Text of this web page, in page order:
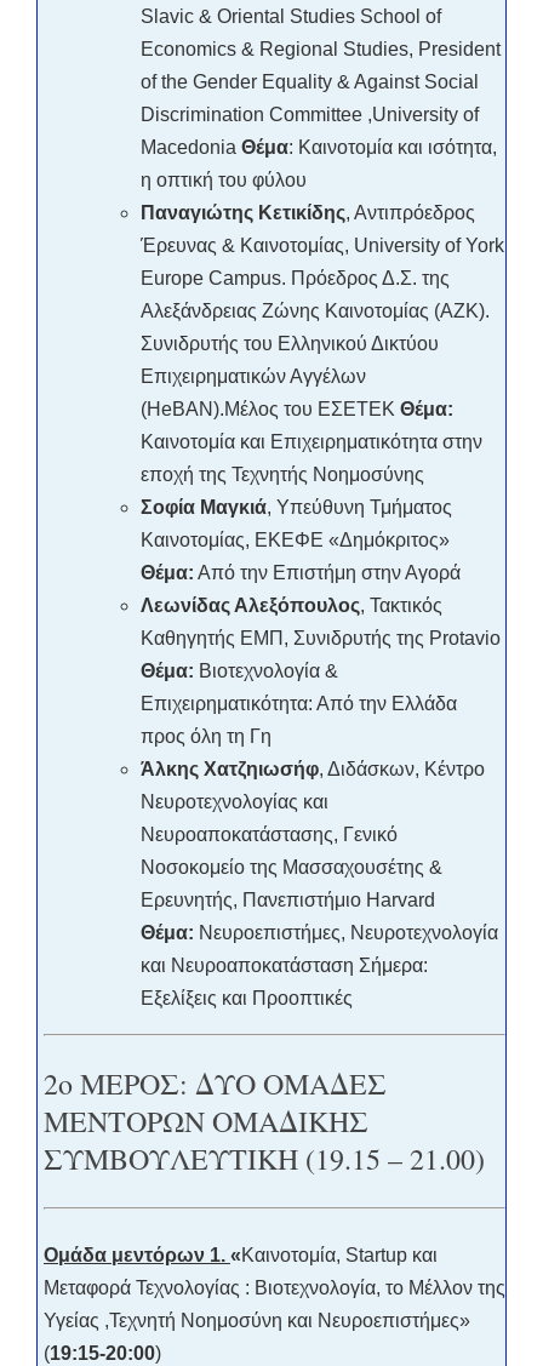
Slavic & Oriental Studies School of
Economics & Regional Studies, President
of the Gender Equality & Against Social
Discrimination Committee ,University of
Macedonia Θέμα: Καινοτομία και ισότητα,
η οπτική του φύλου
Παναγιώτης Κετικίδης, Αντιπρόεδρος
Έρευνας & Καινοτομίας, University of York
Europe Campus. Πρόεδρος Δ.Σ. της
Αλεξάνδρειας Ζώνης Καινοτομίας (ΑΖΚ).
Συνιδρυτής του Ελληνικού Δικτύου
Επιχειρηματικών Αγγέλων
(HeBAN).Μέλος του ΕΣΕΤΕΚ Θέμα:
Καινοτομία και Επιχειρηματικότητα στην
εποχή της Τεχνητής Νοημοσύνης
Σοφία Μαγκιά, Υπεύθυνη Τμήματος
Καινοτομίας, ΕΚΕΦΕ «Δημόκριτος»
Θέμα: Από την Επιστήμη στην Αγορά
Λεωνίδας Αλεξόπουλος, Τακτικός
Καθηγητής ΕΜΠ, Συνιδρυτής της Protavio
Θέμα: Βιοτεχνολογία &
Επιχειρηματικότητα: Από την Ελλάδα
προς όλη τη Γη
Άλκης Χατζηιωσήφ, Διδάσκων, Κέντρο
Νευροτεχνολογίας και
Νευροαποκατάστασης, Γενικό
Νοσοκομείο της Μασσαχουσέτης &
Ερευνητής, Πανεπιστήμιο Harvard
Θέμα: Νευροεπιστήμες, Νευροτεχνολογία
και Νευροαποκατάσταση Σήμερα:
Εξελίξεις και Προοπτικές
2ο ΜΕΡΟΣ: ΔΥΟ ΟΜΑΔΕΣ
ΜΕΝΤΟΡΩΝ ΟΜΑΔΙΚΗΣ
ΣΥΜΒΟΥΛΕΥΤΙΚΗ (19.15 – 21.00)
Ομάδα μεντόρων 1. «Καινοτομία, Startup και
Μεταφορά Τεχνολογίας : Βιοτεχνολογία, το Μέλλον της
Υγείας ,Τεχνητή Νοημοσύνη και Νευροεπιστήμες»
(19:15-20:00)